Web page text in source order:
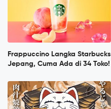
Frappuccino Langka Starbucks
Jepang, Cuma Ada di 34 Toko!